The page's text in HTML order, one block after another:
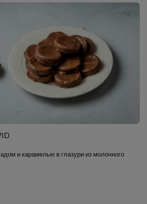
и карамелью в глазури из молочного